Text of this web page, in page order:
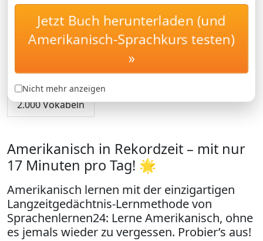
NUR 49.95 €
Mehr Informationen
2.000 Vokabeln
Amerikanisch in Rekordzeit – mit nur
17 Minuten pro Tag! 🌟
Amerikanisch lernen mit der einzigartigen
Langzeitgedächtnis-Lernmethode von
Sprachenlernen24: Lerne Amerikanisch, ohne
es jemals wieder zu vergessen. Probier’s aus!
Jetzt Buch herunterladen (und
Amerikanisch-Sprachkurs testen)
»
Nicht mehr anzeigen